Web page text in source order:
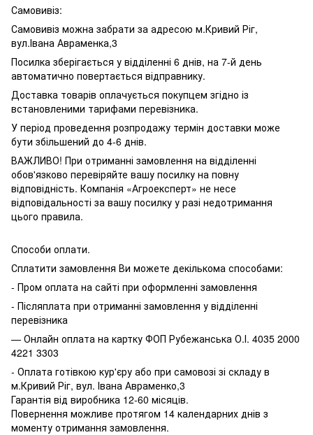
Самовивіз:
Самовивіз можна забрати за адресою м.Кривий Ріг,
вул.Івана Авраменка,3
Посилка зберігається у відділенні 6 днів, на 7-й день
автоматично повертається відправнику.
Доставка товарів оплачується покупцем згідно із
встановленими тарифами перевізника.
У період проведення розпродажу термін доставки може
бути збільшений до 4-6 днів.
ВАЖЛИВО! При отриманні замовлення на відділенні
обов'язково перевіряйте вашу посилку на повну
відповідність. Компанія «Агроексперт» не несе
відповідальності за вашу посилку у разі недотримання
цього правила.
Способи оплати.
Сплатити замовлення Ви можете декількома способами:
- Пром оплата на сайті при оформленні замовлення
- Післяплата при отриманні замовлення у відділенні
перевізника
— Онлайн оплата на картку ФОП Рубежанська О.І. 4035 2000
4221 3303
- Оплата готівкою кур'єру або при самовозі зі складу в
м.Кривий Ріг, вул. Івана Авраменко,3
Гарантія від виробника 12-60 місяців.
Повернення можливе протягом 14 календарних днів з
моменту отримання замовлення.